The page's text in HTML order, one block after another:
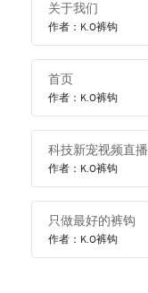
关于我们
作者：K.O裤钩
首页
作者：K.O裤钩
科技新宠视频直播
作者：K.O裤钩
只做最好的裤钩
作者：K.O裤钩